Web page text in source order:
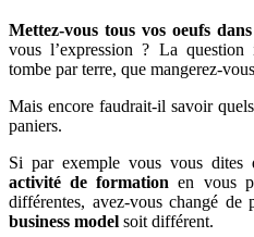
Mettez-vous tous vos oeufs
vous l’expression ? La
tombe par terre, que mangerez-
Mais encore faudrait-il savoir
paniers.
Si par exemple vous vous
activité de formationen vous
différentes, avez-vous changé
business model soit différent.